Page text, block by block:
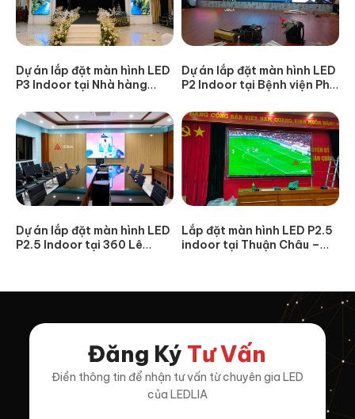
Dự án lắp đặt màn hình LED
P3 Indoor tại Nhà hàng
Dự án lắp đặt màn hình LED
P2 Indoor tại Bệnh viện Phụ
Dự án lắp đặt màn hình LED
P2.5 Indoor tại 360 Lê
Lắp đặt màn hình LED P2.5
indoor tại Thuận Châu –
Đăng Ký Tư Vấn
Điền thông tin để nhận tư vấn từ chuyên gia LED
của LEDLIA